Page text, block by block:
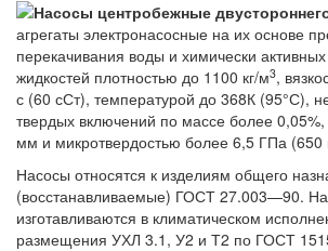
Насосы центробежные
агрегаты электронасосные на их основе
перекачивания воды и химически
жидкостей плотностью до 1100 кг/м3,
с (60 сСт), температурой до 368К (95°С),
твердых включений по массе более
мм и микротвердостью более 6,5 ГПа (650
Насосы относятся к изделиям общего
(восстанавливаемые) ГОСТ 27.003—90.
изготавливаются в климатическом
размещения УХЛ 3.1, У2 и Т2 по ГОСТ